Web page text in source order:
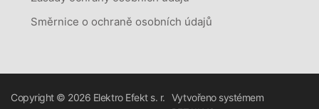
Směrnice o ochraně osobních údajů
Copyright © 2026 Elektro Efekt s. r. Vytvořeno systémem